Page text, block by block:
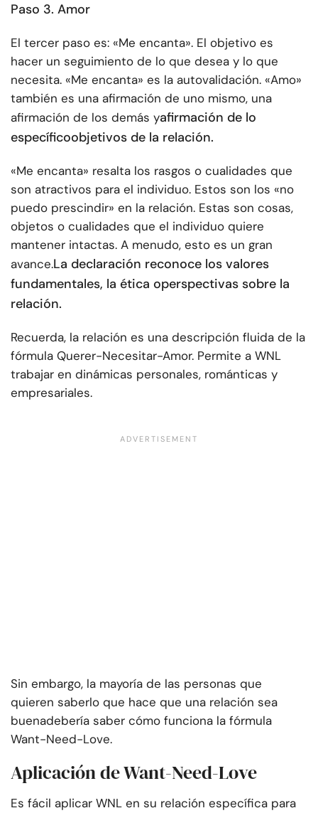
Paso 3. Amor
El tercer paso es: «Me encanta». El objetivo es
hacer un seguimiento de lo que desea y lo que
necesita. «Me encanta» es la autovalidación. «Amo»
también es una afirmación de uno mismo, una
afirmación de los demás yafirmación de lo
específicoobjetivos de la relación.
«Me encanta» resalta los rasgos o cualidades que
son atractivos para el individuo. Estos son los «no
puedo prescindir» en la relación. Estas son cosas,
objetos o cualidades que el individuo quiere
mantener intactas. A menudo, esto es un gran
avance.La declaración reconoce los valores
fundamentales, la ética operspectivas sobre la
relación.
Recuerda, la relación es una descripción fluida de la
fórmula Querer-Necesitar-Amor. Permite a WNL
trabajar en dinámicas personales, románticas y
empresariales.
Sin embargo, la mayoría de las personas que
quieren saberlo que hace que una relación sea
buenadebería saber cómo funciona la fórmula
Want-Need-Love.
Aplicación de Want-Need-Love
Es fácil aplicar WNL en su relación específica para